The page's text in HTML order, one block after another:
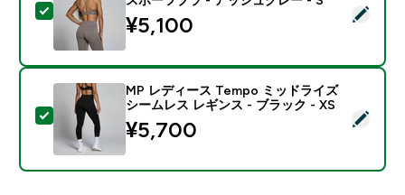
この商品を選択 - MP レディース Tempo ツイストバ
¥5,100‎
この商品を選択 - MP レディース Tempo ミッドライ
MP レディース Tempo ミッドライズ
シームレス レギンス - ブラック - XS
¥5,700‎